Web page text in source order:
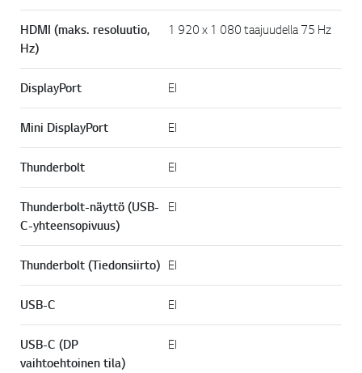
HDMI (maks. resoluutio,
Hz)
1 920 x 1 080 taajuudella 75 Hz
DisplayPort EI
Mini DisplayPort EI
Thunderbolt EI
Thunderbolt-näyttö (USB-
C-yhteensopivuus)
EI
Thunderbolt (Tiedonsiirto) EI
USB-C EI
USB-C (DP
vaihtoehtoinen tila)
EI